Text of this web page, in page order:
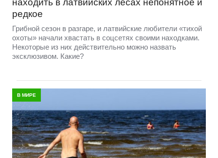
находить в латвийских лесах непонятное и
редкое
Грибной сезон в разгаре, и латвийские любители «тихой
охоты» начали хвастать в соцсетях своими находками.
Некоторые из них действительно можно назвать
эксклюзивом. Какие?
В МИРЕ